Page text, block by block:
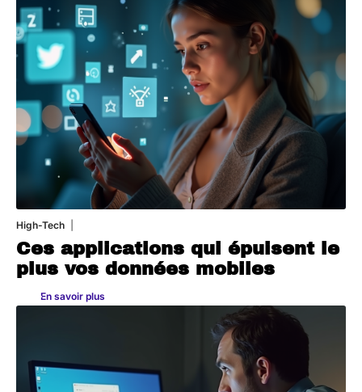
High-Tech
Ces applications qui épuisent le
plus vos données mobiles
En savoir plus